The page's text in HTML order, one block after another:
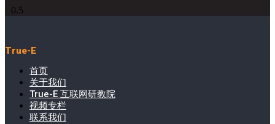
True-E
首页
关于我们
True-E 互联网研教院
视频专栏
联系我们